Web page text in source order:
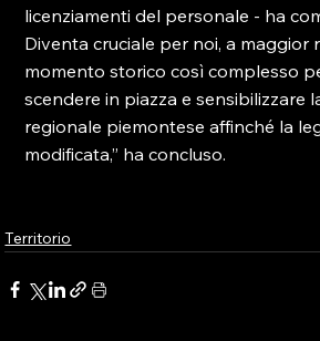
licenziamenti del personale - ha
Diventa cruciale per noi, a maggior
momento storico così complesso
scendere in piazza e sensibilizzare
regionale piemontese affinché la
modificata,” ha concluso.
Territorio